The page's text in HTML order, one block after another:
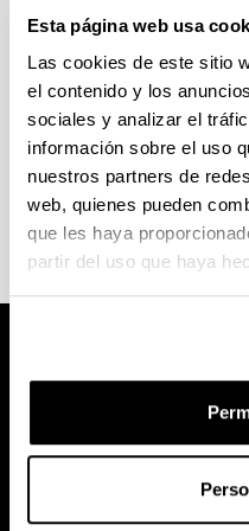
Esta página web usa
Las cookies de este sitio
el contenido y los
sociales y analizar el
información sobre el uso
nuestros partners de
web, quienes pueden
que les haya
partir del uso que haya
Effective
English Medium